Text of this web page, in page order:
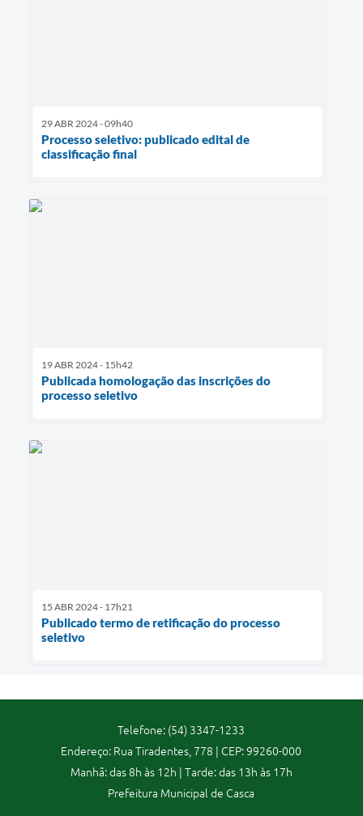
29 ABR 2024 - 09h40
Processo seletivo: publicado edital de
classificação final
19 ABR 2024 - 15h42
Publicada homologação das inscrições do
processo seletivo
15 ABR 2024 - 17h21
Publicado termo de retificação do processo
seletivo
Telefone: (54) 3347-1233
Endereço: Rua Tiradentes, 778 | CEP: 99260-000
Manhã: das 8h às 12h | Tarde: das 13h às 17h
Prefeitura Municipal de Casca